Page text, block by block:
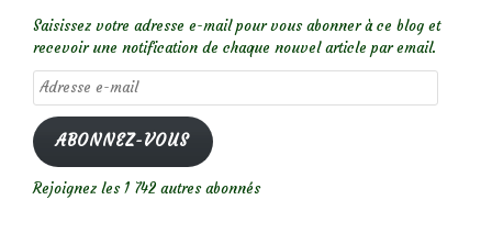
Saisissez votre adresse e-mail pour vous abonner à ce blog et
recevoir une notification de chaque nouvel article par email.
Adresse
e-
mail
ABONNEZ-VOUS
Rejoignez les 1 742 autres abonnés